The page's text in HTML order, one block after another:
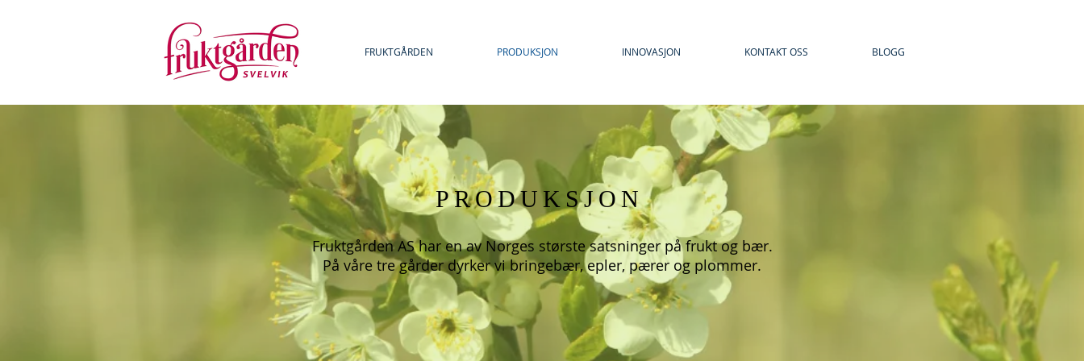
FRUKTGÅRDEN PRODUKSJON INNOVASJON KONTAKT OSS BLOGG
PRODUKSJON
Fruktgården AS har en av Norges største satsninger på frukt og bær.
På våre tre gårder dyrker vi bringebær, epler, pærer og plommer.